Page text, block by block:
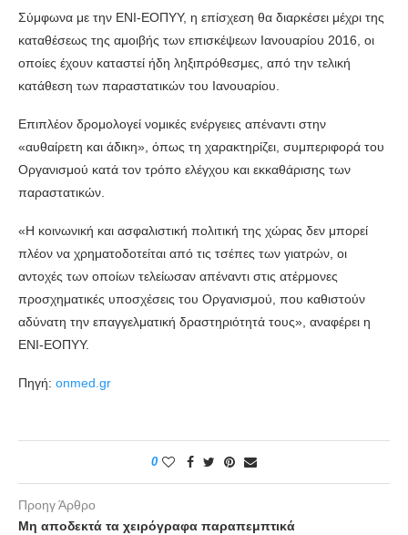
Σύμφωνα με την ΕΝΙ-ΕΟΠΥΥ, η επίσχεση θα διαρκέσει μέχρι της
καταθέσεως της αμοιβής των επισκέψεων Ιανουαρίου 2016, οι
οποίες έχουν καταστεί ήδη ληξιπρόθεσμες, από την τελική
κατάθεση των παραστατικών του Ιανουαρίου.
Επιπλέον δρομολογεί νομικές ενέργειες απέναντι στην
«αυθαίρετη και άδικη», όπως τη χαρακτηρίζει, συμπεριφορά του
Οργανισμού κατά τον τρόπο ελέγχου και εκκαθάρισης των
παραστατικών.
«Η κοινωνική και ασφαλιστική πολιτική της χώρας δεν μπορεί
πλέον να χρηματοδοτείται από τις τσέπες των γιατρών, οι
αντοχές των οποίων τελείωσαν απέναντι στις ατέρμονες
προσχηματικές υποσχέσεις του Οργανισμού, που καθιστούν
αδύνατη την επαγγελματική δραστηριότητά τους», αναφέρει η
ΕΝΙ-ΕΟΠΥΥ.
Πηγή: onmed.gr
0
Προηγ Άρθρο
Μη αποδεκτά τα χειρόγραφα παραπεμπτικά